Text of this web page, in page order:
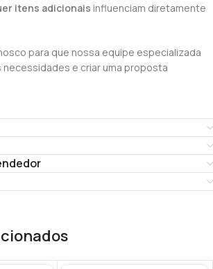
itens adicionais influenciam diretamente
para que nossa equipe especializada
e criar uma proposta